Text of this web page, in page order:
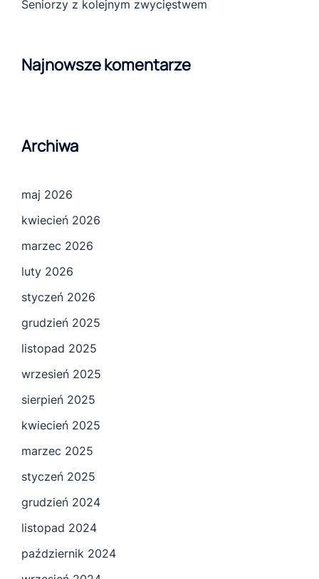
Seniorzy z kolejnym zwycięstwem
Najnowsze komentarze
Archiwa
maj 2026
kwiecień 2026
marzec 2026
luty 2026
styczeń 2026
grudzień 2025
listopad 2025
wrzesień 2025
sierpień 2025
kwiecień 2025
marzec 2025
styczeń 2025
grudzień 2024
listopad 2024
październik 2024